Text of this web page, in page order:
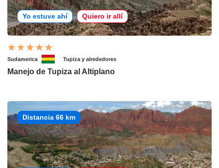
Yo estuve ahí Quiero ir allí
Sudamerica Tupiza y alrededores
Manejo de Tupiza al Altiplano
Distancia 66 km